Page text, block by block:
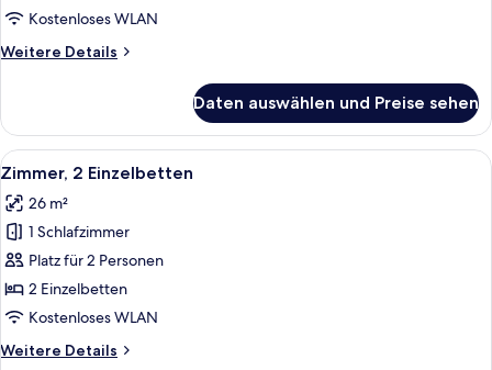
(Plus)
anzeigen
Kostenloses WLAN
Weitere Details
Weitere
Zweibettzimmer
(Plus)
Daten auswählen und Preise sehen
Alle
Fotos
für
Zimmer,
2 Einzelbetten
anzeigen
Ein Hotelzimmer mit
6
Zimmer, 2 Einzelbetten
26 m²
1 Schlafzimmer
Platz für 2 Personen
2 Einzelbetten
Kostenloses WLAN
Weitere Details
Weitere